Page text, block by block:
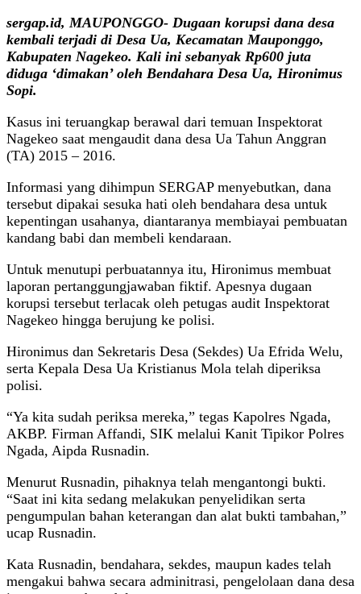
sergap.id, MAUPONGGO- Dugaan korupsi dana desa
kembali terjadi di Desa Ua, Kecamatan Mauponggo,
Kabupaten Nagekeo. Kali ini sebanyak Rp600 juta
diduga ‘dimakan’ oleh Bendahara Desa Ua, Hironimus
Sopi.
Kasus ini teruangkap berawal dari temuan Inspektorat
Nagekeo saat mengaudit dana desa Ua Tahun Anggran
(TA) 2015 – 2016.
Informasi yang dihimpun SERGAP menyebutkan, dana
tersebut dipakai sesuka hati oleh bendahara desa untuk
kepentingan usahanya, diantaranya membiayai pembuatan
kandang babi dan membeli kendaraan.
Untuk menutupi perbuatannya itu, Hironimus membuat
laporan pertanggungjawaban fiktif. Apesnya dugaan
korupsi tersebut terlacak oleh petugas audit Inspektorat
Nagekeo hingga berujung ke polisi.
Hironimus dan Sekretaris Desa (Sekdes) Ua Efrida Welu,
serta Kepala Desa Ua Kristianus Mola telah diperiksa
polisi.
“Ya kita sudah periksa mereka,” tegas Kapolres Ngada,
AKBP. Firman Affandi, SIK melalui Kanit Tipikor Polres
Ngada, Aipda Rusnadin.
Menurut Rusnadin, pihaknya telah mengantongi bukti.
“Saat ini kita sedang melakukan penyelidikan serta
pengumpulan bahan keterangan dan alat bukti tambahan,”
ucap Rusnadin.
Kata Rusnadin, bendahara, sekdes, maupun kades telah
mengakui bahwa secara adminitrasi, pengelolaan dana desa